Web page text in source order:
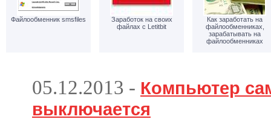
Файлообменник smsfiles
Заработок на своих
файлах с Letitbit
Как заработать на
файлообменниках,
зарабатывать на
файлообменниках
05.12.2013 - Компьютер
выключается